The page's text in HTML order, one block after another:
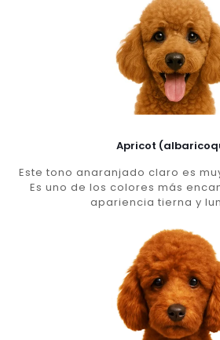
Apricot
Este tono anaranjado claro es
Es uno de los colores más
apariencia tierna y